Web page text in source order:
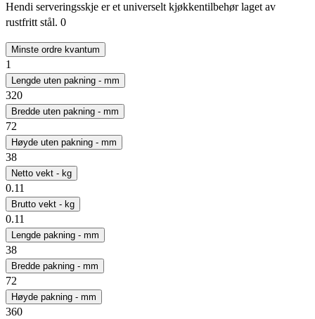
Hendi serveringsskje er et universelt kjøkkentilbehør laget av
rustfritt stål. 0
Minste ordre kvantum
1
Lengde uten pakning - mm
320
Bredde uten pakning - mm
72
Høyde uten pakning - mm
38
Netto vekt - kg
0.11
Brutto vekt - kg
0.11
Lengde pakning - mm
38
Bredde pakning - mm
72
Høyde pakning - mm
360